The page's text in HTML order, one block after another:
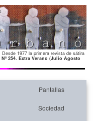
Desde 1977 la primera revista de sátira
Nº 254. Extra Verano (Julio Agosto
Pantallas
Sociedad